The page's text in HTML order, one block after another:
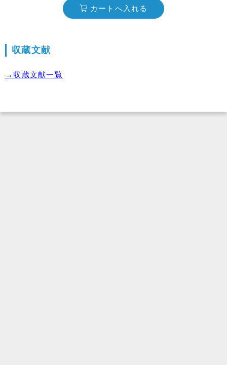
カートへ入れる
収蔵文献
→収蔵文献一覧